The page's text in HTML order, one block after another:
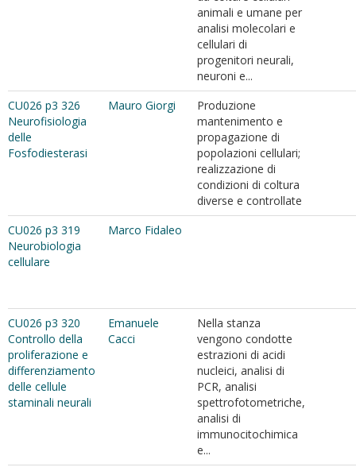
animali e umane per
analisi molecolari e
cellulari di
progenitori neurali,
neuroni e...
CU026 p3 326
Neurofisiologia
delle
Fosfodiesterasi
Mauro Giorgi
Produzione
mantenimento e
propagazione di
popolazioni cellulari;
realizzazione di
condizioni di coltura
diverse e controllate
CU026 p3 319
Neurobiologia
cellulare
Marco Fidaleo
CU026 p3 320
Controllo della
proliferazione e
differenziamento
delle cellule
staminali neurali
Emanuele
Cacci
Nella stanza
vengono condotte
estrazioni di acidi
nucleici, analisi di
PCR, analisi
spettrofotometriche,
analisi di
immunocitochimica
e...